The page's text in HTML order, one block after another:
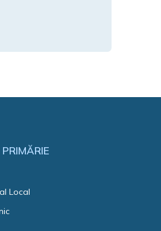
Local